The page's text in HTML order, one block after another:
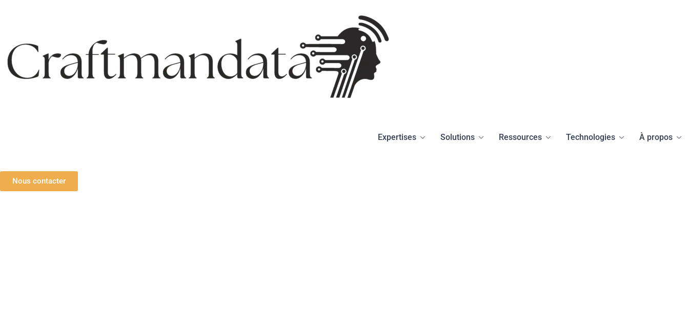
Expertises Solutions Ressources Technologies À propos
Nous contacter